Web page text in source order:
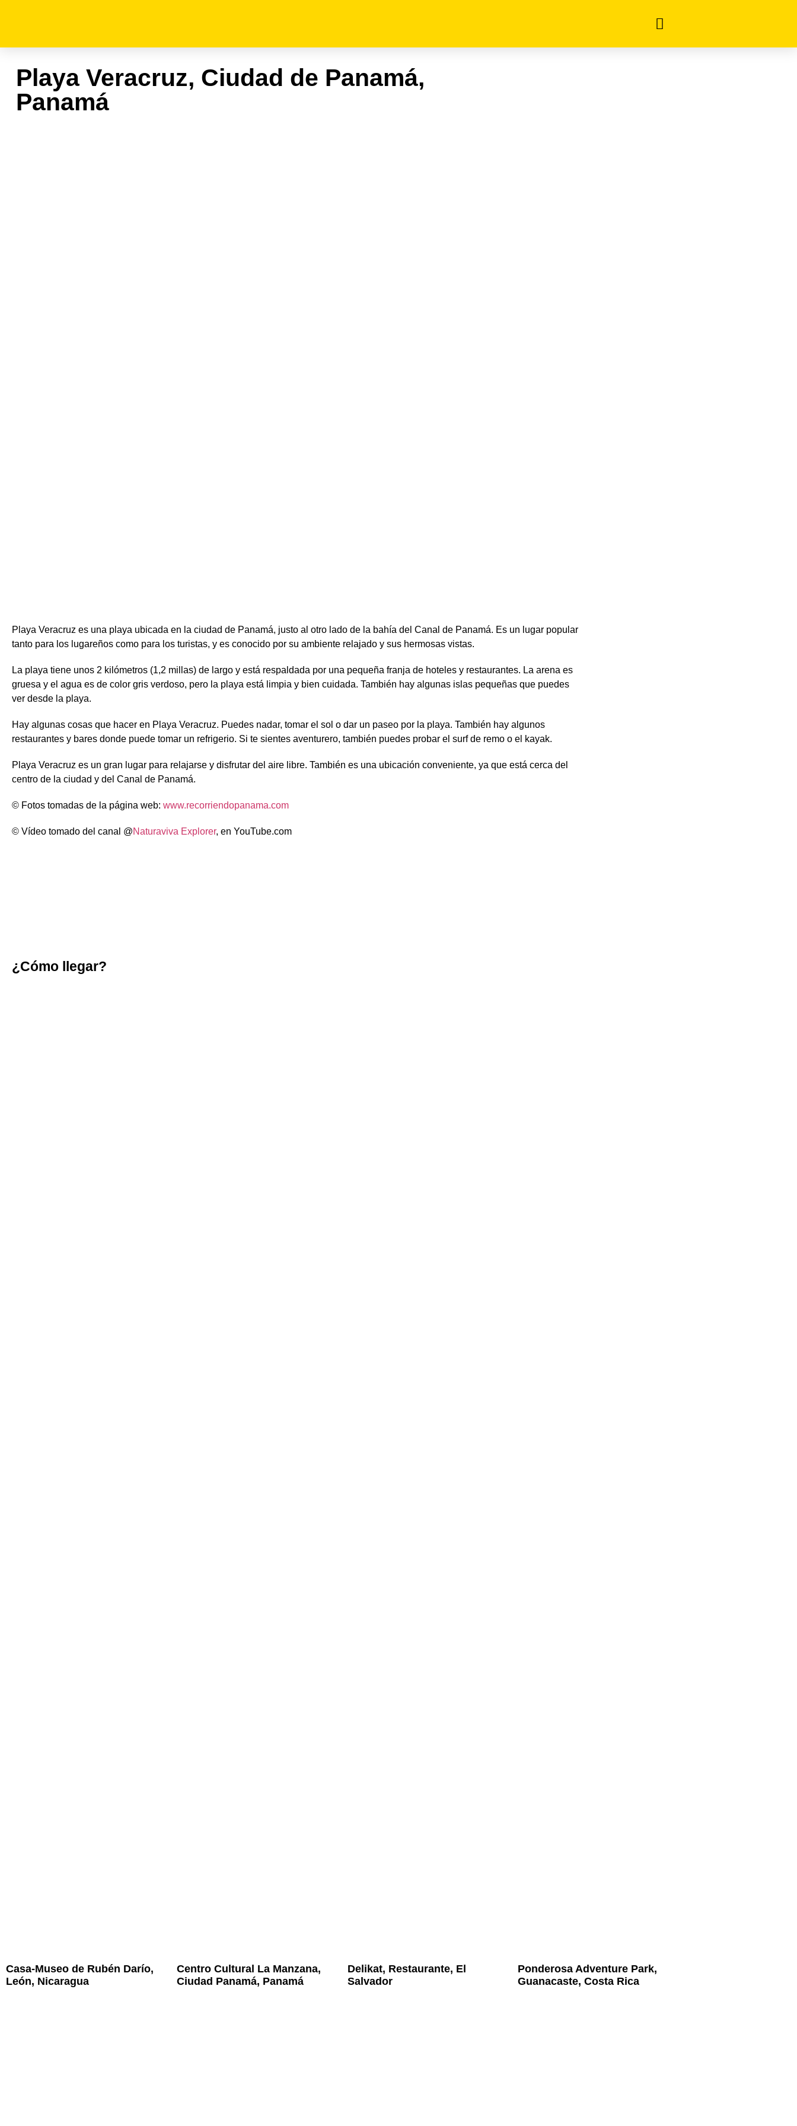
Playa Veracruz, Ciudad de Panamá,
Panamá
Playa Veracruz es una playa ubicada en la ciudad de Panamá, justo al otro lado de la bahía del Canal de Panamá. Es un lugar popular
tanto para los lugareños como para los turistas, y es conocido por su ambiente relajado y sus hermosas vistas.
La playa tiene unos 2 kilómetros (1,2 millas) de largo y está respaldada por una pequeña franja de hoteles y restaurantes. La arena es
gruesa y el agua es de color gris verdoso, pero la playa está limpia y bien cuidada. También hay algunas islas pequeñas que puedes
ver desde la playa.
Hay algunas cosas que hacer en Playa Veracruz. Puedes nadar, tomar el sol o dar un paseo por la playa. También hay algunos
restaurantes y bares donde puede tomar un refrigerio. Si te sientes aventurero, también puedes probar el surf de remo o el kayak.
Playa Veracruz es un gran lugar para relajarse y disfrutar del aire libre. También es una ubicación conveniente, ya que está cerca del
centro de la ciudad y del Canal de Panamá.
© Fotos tomadas de la página web: www.recorriendopanama.com
© Vídeo tomado del canal @Naturaviva Explorer, en YouTube.com
¿Cómo llegar?
Casa-Museo de Rubén Darío,
León, Nicaragua
Centro Cultural La Manzana,
Ciudad Panamá, Panamá
Delikat, Restaurante, El
Salvador
Ponderosa Adventure Park,
Guanacaste, Costa Rica